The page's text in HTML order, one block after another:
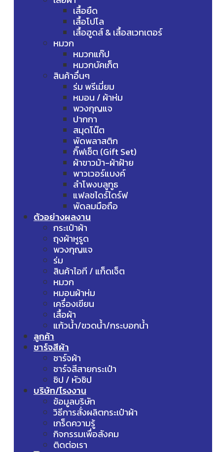
เสื้อยืด
เสื้อโปโล
เสื้อฮูดส์ & เสื้อสเวทเตอร์
หมวก
หมวกแก๊ป
หมวกบัคเก็ต
สินค้าอื่นๆ
ร่ม พรีเมี่ยม
หมอน / ผ้าห่ม
พวงกุญแจ
ปากกา
สมุดโน๊ต
พัดพลาสติก
กิ๊ฟเซ็ต (Gift Set)
ผ้าขาวม้า-ผ้าฝ้าย
พาวเวอร์แบงค์
ลำโพงบลูทูธ
แฟลชไดร์ไดร์ฟ
พัดลมมือถือ
ตัวอย่างผลงาน
กระเป๋าผ้า
ถุงผ้าหูรูด
พวงกุญแจ
ร่ม
สินค้าไอที / แก็ดเจ็ต
หมวก
หมอนผ้าห่ม
เครื่องเขียน
เสื้อผ้า
แก้วน้ำ/ขวดน้ำ/กระบอกน้ำ
ลูกค้า
ชาร์จสีผ้า
ชาร์จผ้า
ชาร์จสีสายกระเป๋า
ซิป / หัวซิป
บริษัท/โรงงาน
ข้อมูลบริษัท
วิธีการสั่งผลิตกระเป๋าผ้า
เกร็ดความรู้
กิจกรรมเพื่อสังคม
ติดต่อเรา